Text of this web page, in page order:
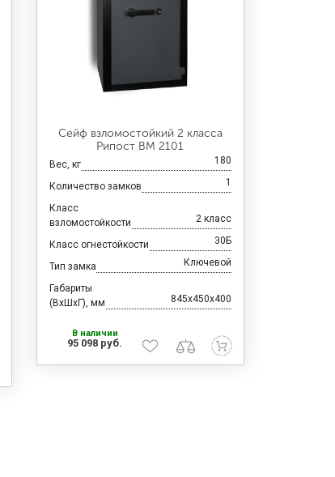
Сейф взломостойкий 2 класса
Рипост ВМ 2101
Вес, кг 180
Количество замков 1
Класс
взломостойкости
2 класс
Класс огнестойкости 30Б
Тип замка Ключевой
Габариты
(ВхШхГ), мм
845x450x400
В наличии
95 098 руб.